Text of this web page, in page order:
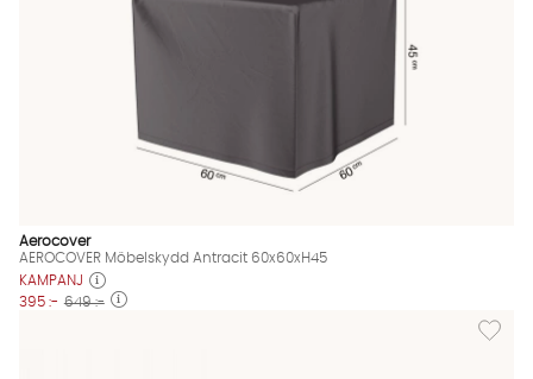
Aerocover
AEROCOVER Möbelskydd Antracit 60x60xH45
KAMPANJ
395 :- 649 :-
Lägg